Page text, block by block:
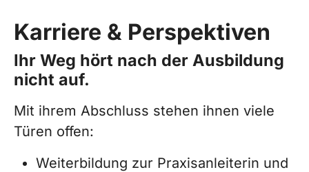
Karriere & Perspektiven
Ihr Weg hört nach der Ausbildung
nicht auf.
Mit ihrem Abschluss stehen ihnen viele
Türen offen:
Weiterbildung zur Praxisanleiterin und